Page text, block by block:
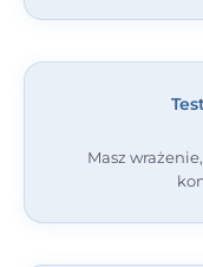
Masz